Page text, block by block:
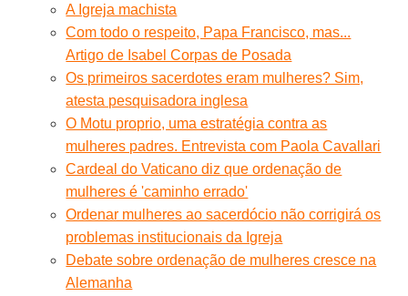
A Igreja machista
Com todo o respeito, Papa Francisco, mas...
Artigo de Isabel Corpas de Posada
Os primeiros sacerdotes eram mulheres? Sim,
atesta pesquisadora inglesa
O Motu proprio, uma estratégia contra as
mulheres padres. Entrevista com Paola Cavallari
Cardeal do Vaticano diz que ordenação de
mulheres é 'caminho errado'
Ordenar mulheres ao sacerdócio não corrigirá os
problemas institucionais da Igreja
Debate sobre ordenação de mulheres cresce na
Alemanha